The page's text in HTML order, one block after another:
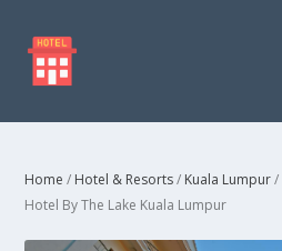
Home / Hotel & Resorts/ Kuala Lumpur/
Hotel By The Lake Kuala Lumpur